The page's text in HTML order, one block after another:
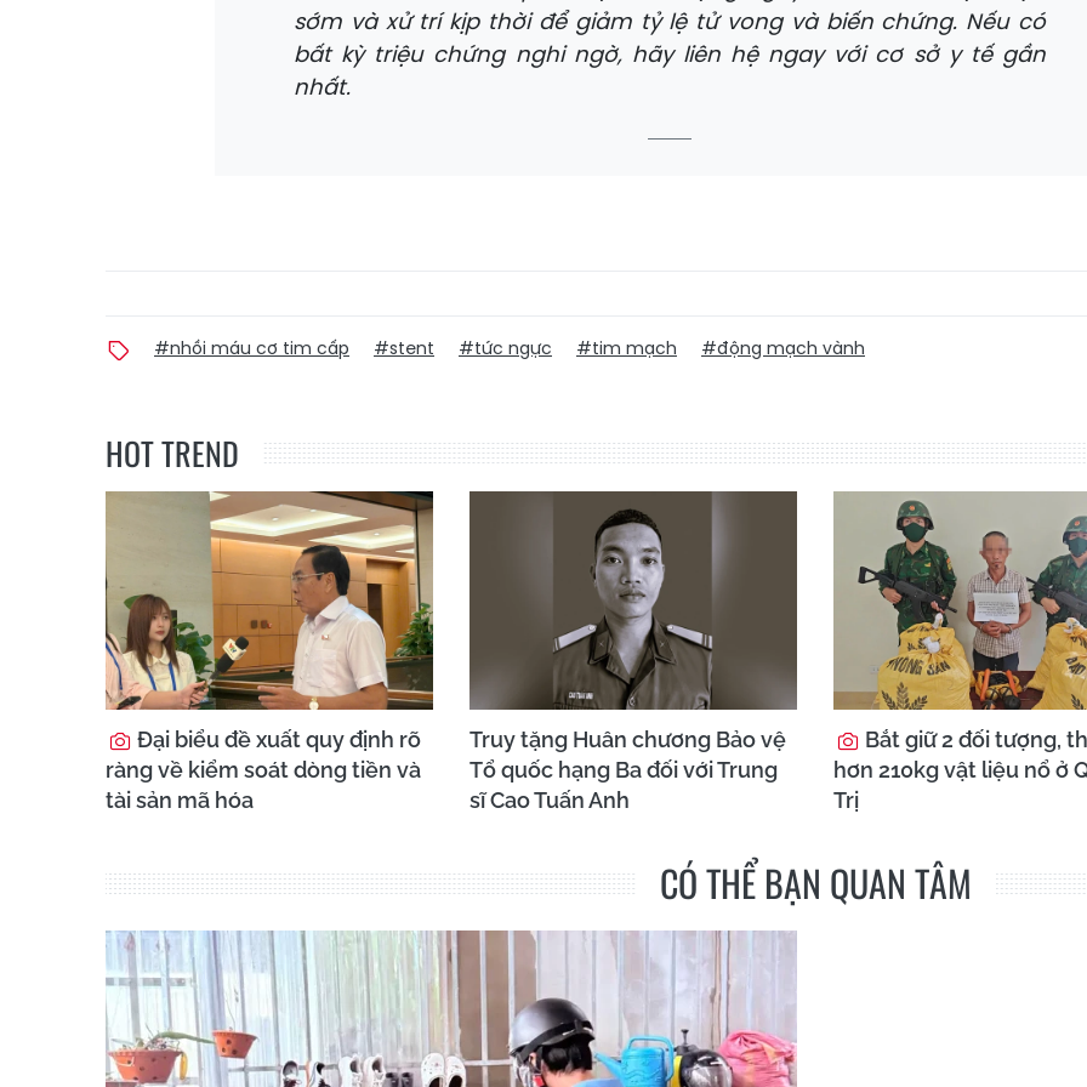
sớm và xử trí kịp thời để giảm tỷ lệ tử vong và biến chứng. Nếu có
bất kỳ triệu chứng nghi ngờ, hãy liên hệ ngay với cơ sở y tế gần
nhất.
#nhồi máu cơ tim cấp #stent #tức ngực #tim mạch #động mạch vành
HOT TREND
Đại biểu đề xuất quy định rõ
ràng về kiểm soát dòng tiền và
tài sản mã hóa
Truy tặng Huân chương Bảo vệ
Tổ quốc hạng Ba đối với Trung
sĩ Cao Tuấn Anh
Bắt giữ 2 đối tượng,
hơn 210kg vật liệu nổ ở
Trị
CÓ THỂ BẠN QUAN TÂM